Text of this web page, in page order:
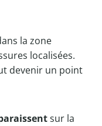
la zone
localisées.
devenir un point
sur la